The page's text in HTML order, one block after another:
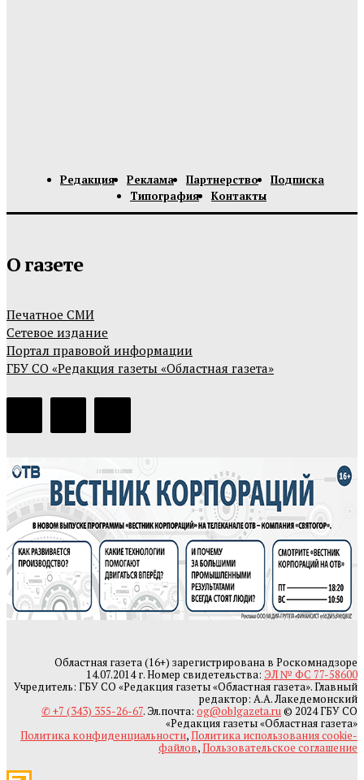
Редакция Реклама Партнерство
Подписка
Типография
Контакты
О газете
Печатное СМИ
Сетевое издание
Портал правовой информации
ГБУ СО «Редакция газеты «Областная газета»
Областная газета (16+) зарегистрирована в Роскомнадзоре
14.07.2014 г. Номер свидетельства: ЭЛ № ФС 77-58600
Учредитель: ГБУ СО «Редакция газеты «Областная газета». Главный
редактор: А.А. Лакедемонский
✆ +7 (343) 355-26-67. Эл.почта: og@oblgazeta.ru© 2024 ГБУ СО
«Редакция газеты «Областная газета»
Политика конфиденциальности,Политика использования cookie-
файлов,Пользовательское соглашение